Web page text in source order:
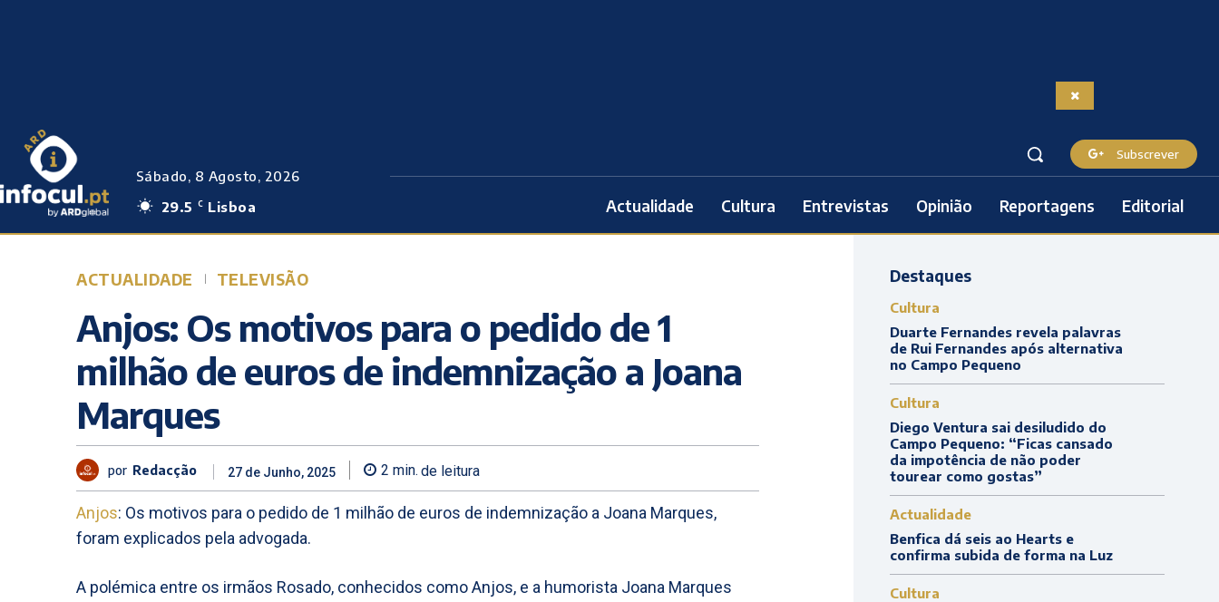
Sábado, 8 Agosto, 2026
29.5
C Lisboa
Subscrever
Actualidade Cultura Entrevistas Opinião Reportagens Editorial
ACTUALIDADE TELEVISÃO
Anjos: Os motivos para o pedido de 1
milhão de euros de indemnização a Joana
Marques
por Redacção 27 de Junho, 2025 2 min. de leitura
Anjos: Os motivos para o pedido de 1 milhão de euros de indemnização a Joana Marques,
foram explicados pela advogada.
A polémica entre os irmãos Rosado, conhecidos como Anjos, e a humorista Joana Marques
Destaques
Cultura
Duarte Fernandes revela palavras
de Rui Fernandes após alternativa
no Campo Pequeno
Cultura
Diego Ventura sai desiludido do
Campo Pequeno: “Ficas cansado
da impotência de não poder
tourear como gostas”
Actualidade
Benfica dá seis ao Hearts e
confirma subida de forma na Luz
Cultura